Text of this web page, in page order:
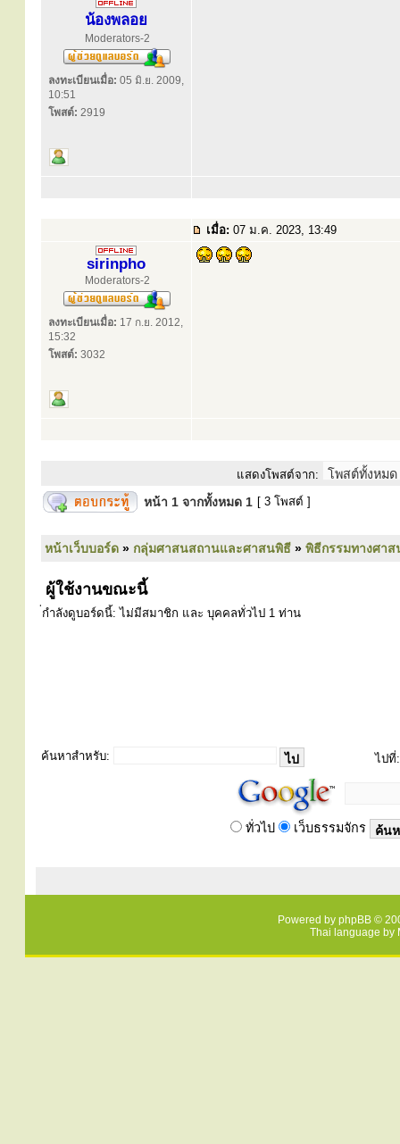
น้องพลอย
Moderators-2
ลงทะเบียนเมื่อ: 05 มิ.ย. 2009,
10:51
โพสต์: 2919
เมื่อ: 07 ม.ค. 2023, 13:49
sirinpho
Moderators-2
ลงทะเบียนเมื่อ: 17 ก.ย. 2012,
15:32
โพสต์: 3032
แสดงโพสต์จาก:
หน้า 1 จากทั้งหมด 1 [ 3 โพสต์ ]
หน้าเว็บบอร์ด » กลุ่มศาสนสถานและศาสนพิธี » พิธีกรรมทางศา
ผู้ใช้งานขณะนี้
่กำลังดูบอร์ดนี้: ไม่มีสมาชิก และ บุคคลทั่วไป 1 ท่าน
ค้นหาสำหรับ: ไปที่:
ทั่วไป เว็บธรรมจักร
Powered by phpBB ©
Thai language by